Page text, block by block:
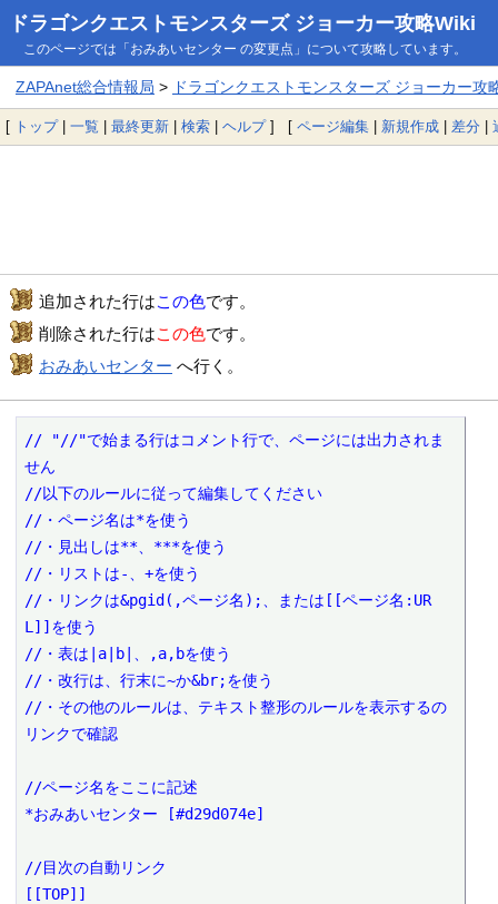
ドラゴンクエストモンスターズ ジョーカー攻略Wiki
このページでは「おみあいセンター の変更点」について攻略しています。
ZAPAnet総合情報局 > ドラゴンクエストモンスターズ ジョーカー攻
[ トップ| 一覧 | 最終更新 | 検索 | ヘルプ] [ ページ編集 | 新規作成 | 差分 |
追加された行はこの色です。
削除された行はこの色です。
おみあいセンター へ行く。
// "//"で始まる行はコメント行で、ページには出力されま
せん
//以下のルールに従って編集してください
//・ページ名は*を使う
//・見出しは**、***を使う
//・リストは-、+を使う
//・リンクは&pgid(,ページ名);、または[[ページ名:UR
L]]を使う
//・表は|a|b|、,a,bを使う
//・改行は、行末に~か&br;を使う
//・その他のルールは、テキスト整形のルールを表示するの
リンクで確認
//ページ名をここに記述
*おみあいセンター [#d29d074e]
//目次の自動リンク
[[TOP]]